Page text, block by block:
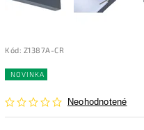
Kód: Z1387A-CR
NOVINKA
Neohodnotené